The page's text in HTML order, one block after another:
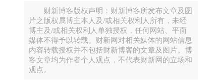
文雅的工作习惯，更不要提在低效专制的沙皇官僚机
构下熏陶的人们了。更何况，新生波兰的境内，还有
数百万少数族裔生活在边境地带，民族认同脆弱；经
济凋敝，社会结构破碎。
波兰的宪法、议会、选举在1918年就建立起来了，但
它们运行的社会基础远未成熟。各派政治势力诛心般
财新博客版权声明：财新博客所发布文章及图
片之版权属博主本人及/或相关权利人所有，未经
博主及/或相关权利人单独授权，任何网站、平面
媒体不得予以转载。财新网对相关媒体的网站信息
内容转载授权并不包括财新博客的文章及图片。博
客文章均为作者个人观点，不代表财新网的立场和
观点。